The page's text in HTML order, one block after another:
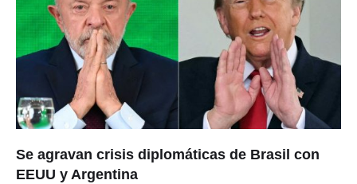
Se agravan crisis diplomáticas de Brasil con
EEUU y Argentina